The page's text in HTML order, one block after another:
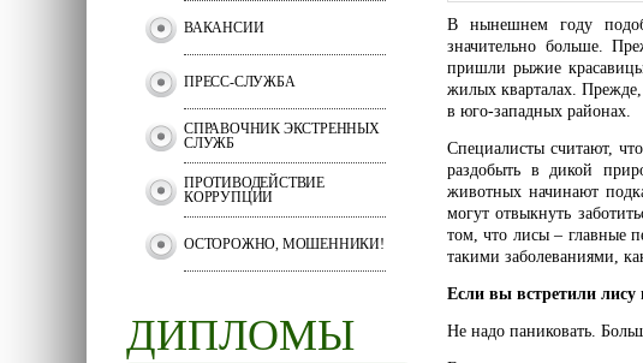
ВАКАНСИИ
ПРЕСС-СЛУЖБА
СПРАВОЧНИК ЭКСТРЕННЫХ
СЛУЖБ
ПРОТИВОДЕЙСТВИЕ
КОРРУПЦИИ
ОСТОРОЖНО, МОШЕННИКИ!
ДИПЛОМЫ
В нынешнем году
значительно больше.
пришли рыжие
жилых кварталах.
в юго-западных районах.
Специалисты считают,
раздобыть в дикой
животных начинают
могут отвыкнуть
том, что лисы – главные
такими заболеваниями,
Если вы встретили лису
Не надо паниковать.